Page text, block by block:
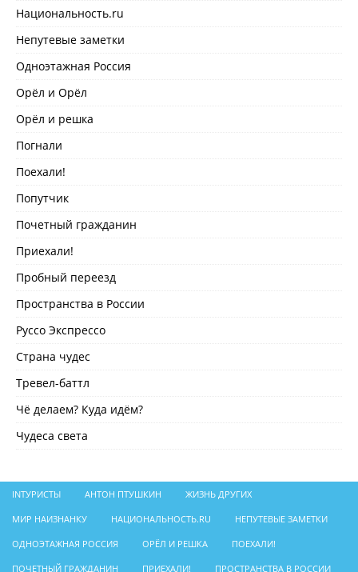
Национальность.ru
Непутевые заметки
Одноэтажная Россия
Орёл и Орёл
Орёл и решка
Погнали
Поехали!
Попутчик
Почетный гражданин
Приехали!
Пробный переезд
Пространства в России
Руссо Экспрессо
Страна чудес
Тревел-баттл
Чё делаем? Куда идём?
Чудеса света
INТУРИСТЫ АНТОН ПТУШКИН ЖИЗНЬ ДРУГИХ
МИР НАИЗНАНКУ НАЦИОНАЛЬНОСТЬ.RU НЕПУТЕВЫЕ ЗАМЕТКИ
ОДНОЭТАЖНАЯ РОССИЯ ОРЁЛ И РЕШКА ПОЕХАЛИ!
ПОЧЕТНЫЙ ГРАЖДАНИН ПРИЕХАЛИ! ПРОСТРАНСТВА В РОССИИ